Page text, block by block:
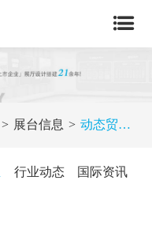
展台信息 动态贸易展台的 12 个展示创意
行业动态 国际资讯